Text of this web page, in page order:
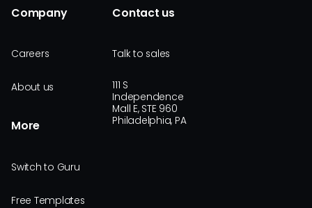
Company
Careers
About us
More
Switch to Guru
Free Templates
Contact us
Talk to sales
111 S
Independence
Mall E, STE 960
Philadelphia, PA